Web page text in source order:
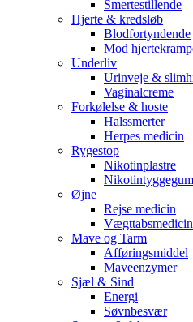
Smertestillende
Hjerte & kredsløb
Blodfortyndende
Mod
Underliv
Urinveje &
Vaginalcreme
Forkølelse & hoste
Halssmerter
Herpes medicin
Rygestop
Nikotinplastre
Øjne
Rejse medicin
Vægttabsmedicin
Mave og Tarm
Afføringsmiddel
Maveenzymer
Sjæl & Sind
Energi
Søvnbesvær